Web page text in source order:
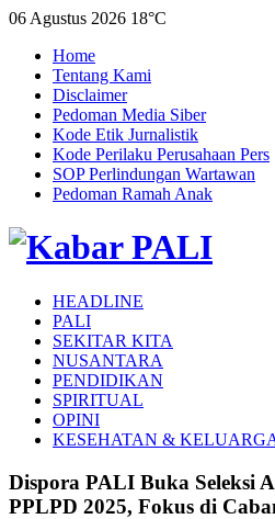
06 Agustus 2026 18°C
Home
Tentang Kami
Disclaimer
Pedoman Media Siber
Kode Etik Jurnalistik
Kode Perilaku Perusahaan Pers
SOP Perlindungan Wartawan
Pedoman Ramah Anak
HEADLINE
PALI
SEKITAR KITA
NUSANTARA
PENDIDIKAN
SPIRITUAL
OPINI
KESEHATAN &
Dispora PALI Buka Seleksi
PPLPD 2025, Fokus di